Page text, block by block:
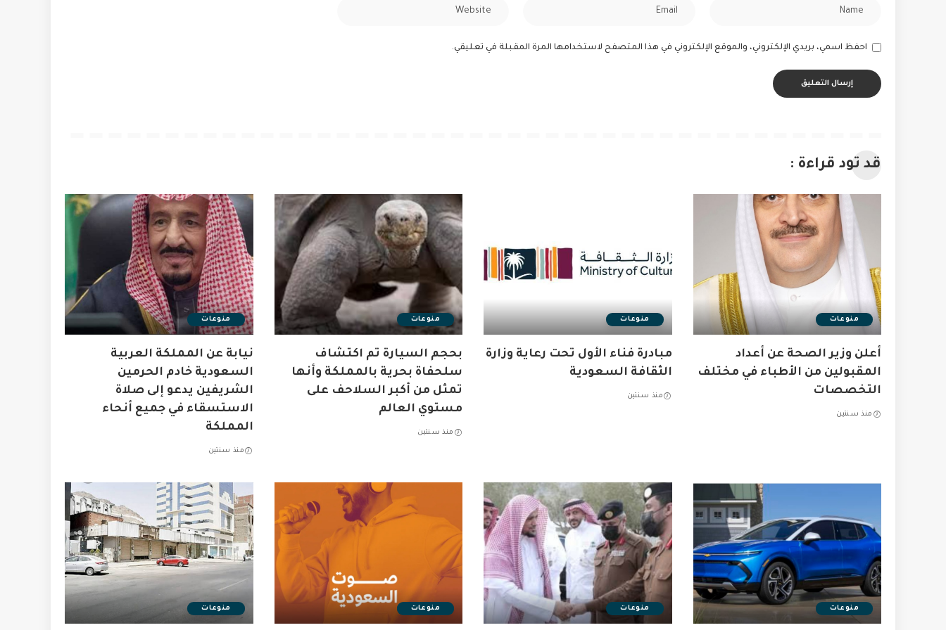
احفظ اسمي، بريدي الإلكتروني، والموقع الإلكتروني في هذا المتصفح لاستخدامها المرة المقبلة في تعليقي.
قد تود قراءة :
منوعات
أعلن وزير الصحة عن أعداد
المقبولين من الأطباء في مختلف
التخصصات
منذ سنتين
منوعات
مبادرة فناء الأول تحت رعاية وزارة
الثقافة السعودية
منذ سنتين
منوعات
بحجم السيارة تم اكتشاف
سلحفاة بحرية بالمملكة وأنها
تمثل من أكبر السلاحف على
مستوي العالم
منذ سنتين
منوعات
نيابة عن المملكة العربية
السعودية خادم الحرمين
الشريفين يدعو إلى صلاة
الاستسقاء في جميع أنحاء
المملكة
منذ سنتين
منوعات منوعات منوعات منوعات